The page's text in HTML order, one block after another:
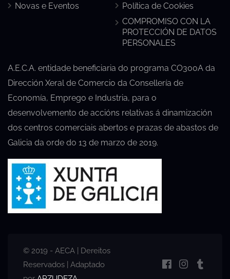
Novas e Eventos
Política de Cookies
COMPROMISO CON LA
PROTECCIÓN DE DATOS
PERSONALES
A.E.C.A. entidade beneficiaria do programa CO300A da
Dirección Xeral de Comercio da Consellería de
Economía, Emprego e Industria, para o
desenvolvemento de accións relativas á dinamización
dos centros comerciais abertos e prazas de abastos de
Galicia da orde do 13 de marzo de 2019.
© 2019 - AECA | Dereitos
Reservados | Adaptado